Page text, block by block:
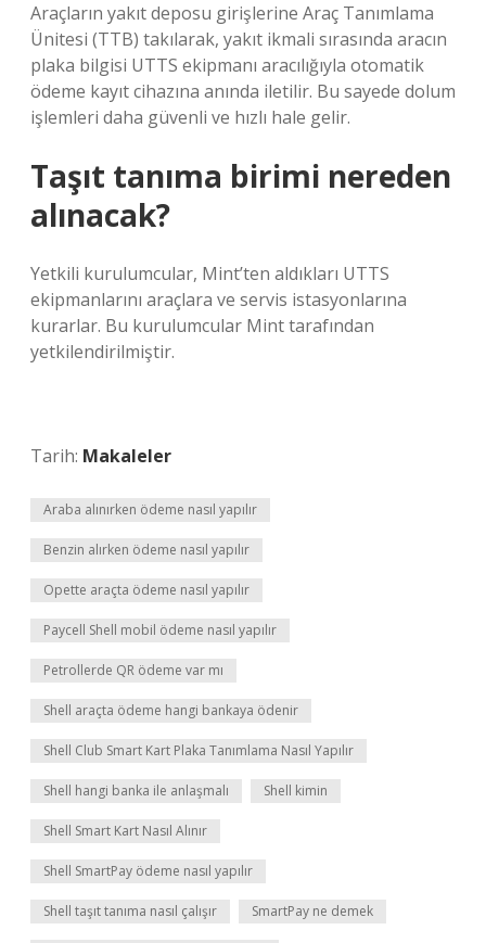
Araçların yakıt deposu girişlerine Araç Tanımlama
Ünitesi (TTB) takılarak, yakıt ikmali sırasında aracın
plaka bilgisi UTTS ekipmanı aracılığıyla otomatik
ödeme kayıt cihazına anında iletilir. Bu sayede dolum
işlemleri daha güvenli ve hızlı hale gelir.
Taşıt tanıma birimi nereden
alınacak?
Yetkili kurulumcular, Mint’ten aldıkları UTTS
ekipmanlarını araçlara ve servis istasyonlarına
kurarlar. Bu kurulumcular Mint tarafından
yetkilendirilmiştir.
Tarih: Makaleler
Araba alınırken ödeme nasıl yapılır
Benzin alırken ödeme nasıl yapılır
Opette araçta ödeme nasıl yapılır
Paycell Shell mobil ödeme nasıl yapılır
Petrollerde QR ödeme var mı
Shell araçta ödeme hangi bankaya ödenir
Shell Club Smart Kart Plaka Tanımlama Nasıl Yapılır
Shell hangi banka ile anlaşmalı Shell kimin
Shell Smart Kart Nasıl Alınır
Shell SmartPay ödeme nasıl yapılır
Shell taşıt tanıma nasıl çalışır SmartPay ne demek